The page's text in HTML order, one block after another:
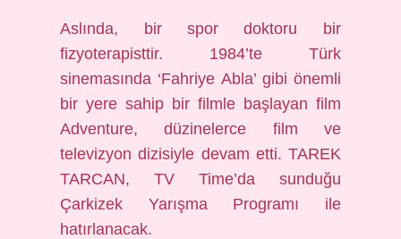
Aslında, bir spor doktoru bir
fizyoterapisttir. 1984’te Türk
sinemasında ‘Fahriye Abla’ gibi önemli
bir yere sahip bir filmle başlayan film
Adventure, düzinelerce film ve
televizyon dizisiyle devam etti. TAREK
TARCAN, TV Time’da sunduğu
Çarkizek Yarışma Programı ile
hatırlanacak.